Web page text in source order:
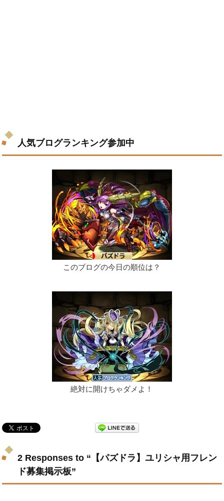
人気ブログランキング参加中
このブログの今日の順位は？
絶対に開けちゃダメよ！
2 Responses to “【パズドラ】ユリシャ用フレン
ド募集掲示板”